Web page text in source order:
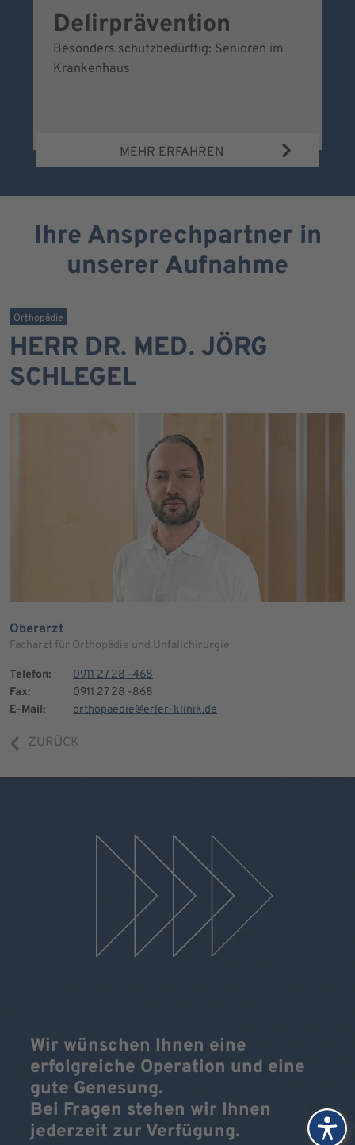
Delirprävention
Besonders schutzbedürftig: Senioren im
Krankenhaus
MEHR ERFAHREN
Ihre Ansprechpartner in
unserer Aufnahme
Orthopädie
HERR DR. MED. JÖRG
SCHLEGEL
Oberarzt
Facharzt für Orthopädie und Unfallchirurgie
Telefon:
0911 27 28 -468
Fax:
0911 27 28 -868
E-Mail:
orthopaedie@erler-klinik.de
ZURÜCK
Wir wünschen Ihnen eine
erfolgreiche Operation und eine
gute Genesung.
Bei Fragen stehen wir Ihnen
jederzeit zur Verfügung.